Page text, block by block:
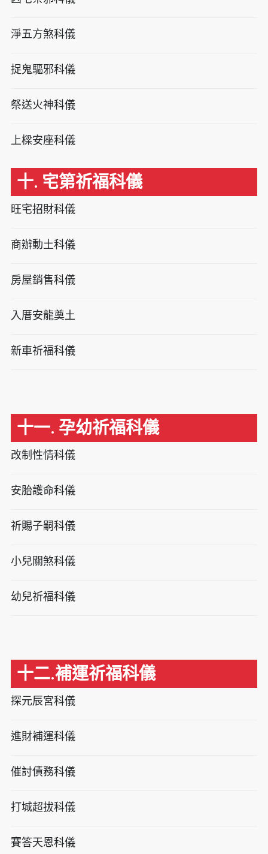
淨五方煞科儀
捉鬼驅邪科儀
祭送火神科儀
上樑安座科儀
十. 宅第祈福科儀
旺宅招財科儀
商辦動土科儀
房屋銷售科儀
入厝安龍奠土
新車祈福科儀
十一. 孕幼祈福科儀
改制性情科儀
安胎護命科儀
祈賜子嗣科儀
小兒關煞科儀
幼兒祈福科儀
十二.補運祈福科儀
探元辰宮科儀
進財補運科儀
催討債務科儀
打城超拔科儀
賽答天恩科儀